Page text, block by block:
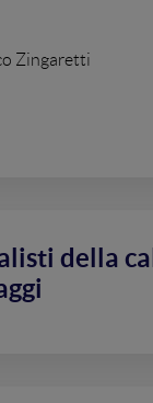
Zingaretti
della call